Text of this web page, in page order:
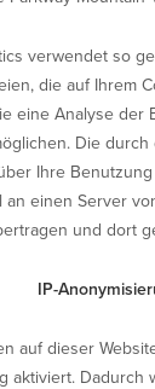
verwendet so
die auf Ihrem
eine Analyse der
Die
Ihre
an einen Server
und dort
IP-
auf dieser
aktiviert. Dadurch